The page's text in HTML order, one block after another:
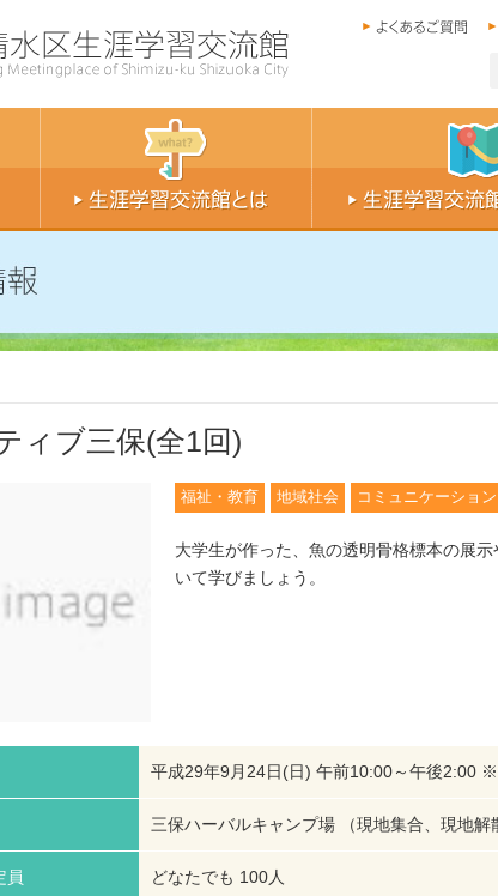
ィブ三保(全1回)
福祉・教育 地域社会 コミュニケーション
大学生が作った、魚の透明骨格標本の展
いて学びましょう。
平成29年9月24日(日) 午前10:00～午後2:00
三保ハーバルキャンプ場 （現地集合、現地
員 どなたでも 100人